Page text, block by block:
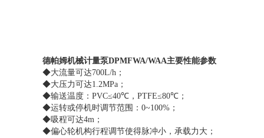
德帕姆机械计量泵DPMFWA/WAA主要性能参数
◆大流量可达700L/h；
◆大压力可达1.2MPa；
◆输送温度：PVC≤40℃，PTFE≤80℃；
◆运转或停机时调节范围：0~100%；
◆吸程可达4m；
◆偏心轮机构行程调节使得脉冲小，承载力大；